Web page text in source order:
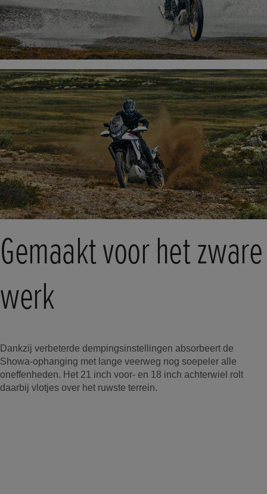
Gemaakt voor het zware
werk
Dankzij verbeterde dempingsinstellingen absorbeert de
Showa-ophanging met lange veerweg nog soepeler alle
oneffenheden. Het 21 inch voor- en 18 inch achterwiel rolt
daarbij vlotjes over het ruwste terrein.